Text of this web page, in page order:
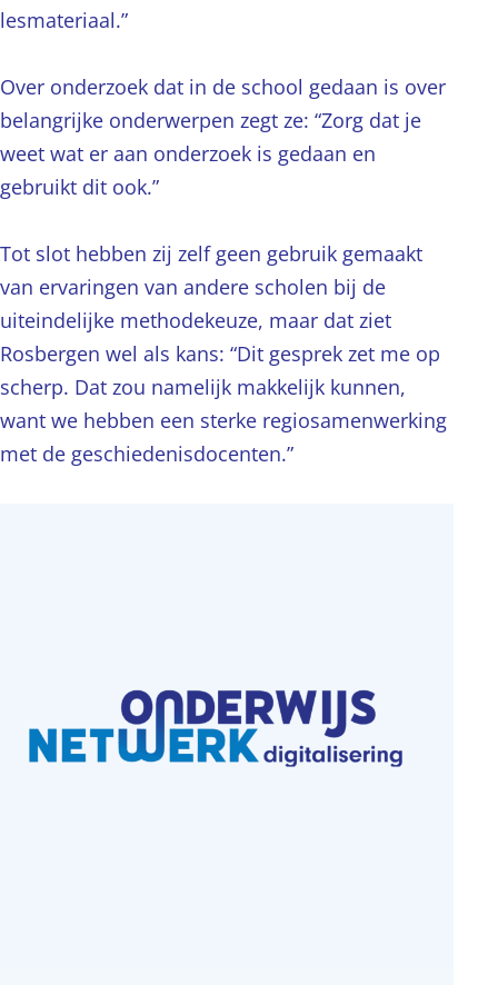
lesmateriaal.”
Over onderzoek dat in de school gedaan is over
belangrijke onderwerpen zegt ze: “Zorg dat je
weet wat er aan onderzoek is gedaan en
gebruikt dit ook.”
Tot slot hebben zij zelf geen gebruik gemaakt
van ervaringen van andere scholen bij de
uiteindelijke methodekeuze, maar dat ziet
Rosbergen wel als kans: “Dit gesprek zet me op
scherp. Dat zou namelijk makkelijk kunnen,
want we hebben een sterke regiosamenwerking
met de geschiedenisdocenten.”